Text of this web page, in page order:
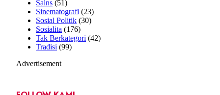
Sains (51)
Sinematografi (23)
Sosial Politik (30)
Sosialita (176)
Tak Berkategori (42)
Tradisi (99)
Advertisement